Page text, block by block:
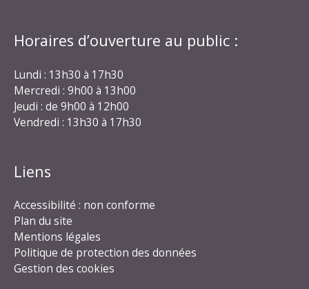
Horaires d’ouverture au public :
Lundi : 13h30 à 17h30
Mercredi : 9h00 à 13h00
Jeudi : de 9h00 à 12h00
Vendredi : 13h30 à 17h30
Liens
Accessibilité : non conforme
Plan du site
Mentions légales
Politique de protection des données
Gestion des cookies